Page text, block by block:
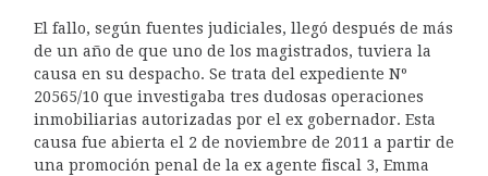
El fallo, según fuentes judiciales, llegó después de más
de un año de que uno de los magistrados, tuviera la
causa en su despacho. Se trata del expediente Nº
20565/10 que investigaba tres dudosas operaciones
inmobiliarias autorizadas por el ex gobernador. Esta
causa fue abierta el 2 de noviembre de 2011 a partir de
una promoción penal de la ex agente fiscal 3, Emma